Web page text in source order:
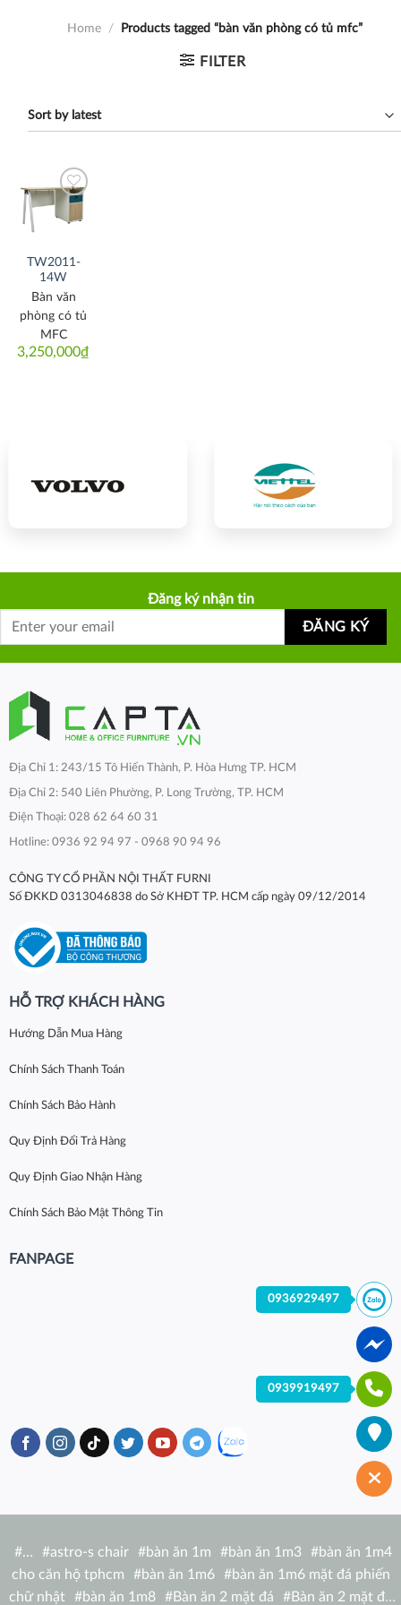
Home / Products tagged “bàn văn phòng có tủ mfc”
FILTER
Thích
TW2011-
14W
3,250,000₫
Bàn văn
phòng có tủ
MFC
Đăng ký nhận tin
Địa Chỉ 1: 243/15 Tô Hiến Thành, P. Hòa Hưng TP. HCM
Địa Chỉ 2: 540 Liên Phường, P. Long Trường, TP. HCM
Điện Thoại: 028 62 64 60 31
Hotline: 0936 92 94 97 - 0968 90 94 96
CÔNG TY CỔ PHẦN NỘI THẤT FURNI
Số ĐKKD 0313046838 do Sở KHĐT TP. HCM cấp ngày 09/12/2014
HỖ TRỢ KHÁCH HÀNG
Hướng Dẫn Mua Hàng
Chính Sách Thanh Toán
Chính Sách Bảo Hành
Quy Định Đổi Trả Hàng
Quy Định Giao Nhận Hàng
Chính Sách Bảo Mật Thông Tin
FANPAGE
#… #astro-s chair #bàn ăn 1m #bàn ăn 1m3 #bàn ăn 1m4
cho căn hộ tphcm
#bàn ăn 1m6 #bàn ăn 1m6 mặt đá phiến
chữ nhật
#bàn ăn 1m8 #Bàn ăn 2 mặt đá #Bàn ăn 2 mặt đá
0936929497
0939919497